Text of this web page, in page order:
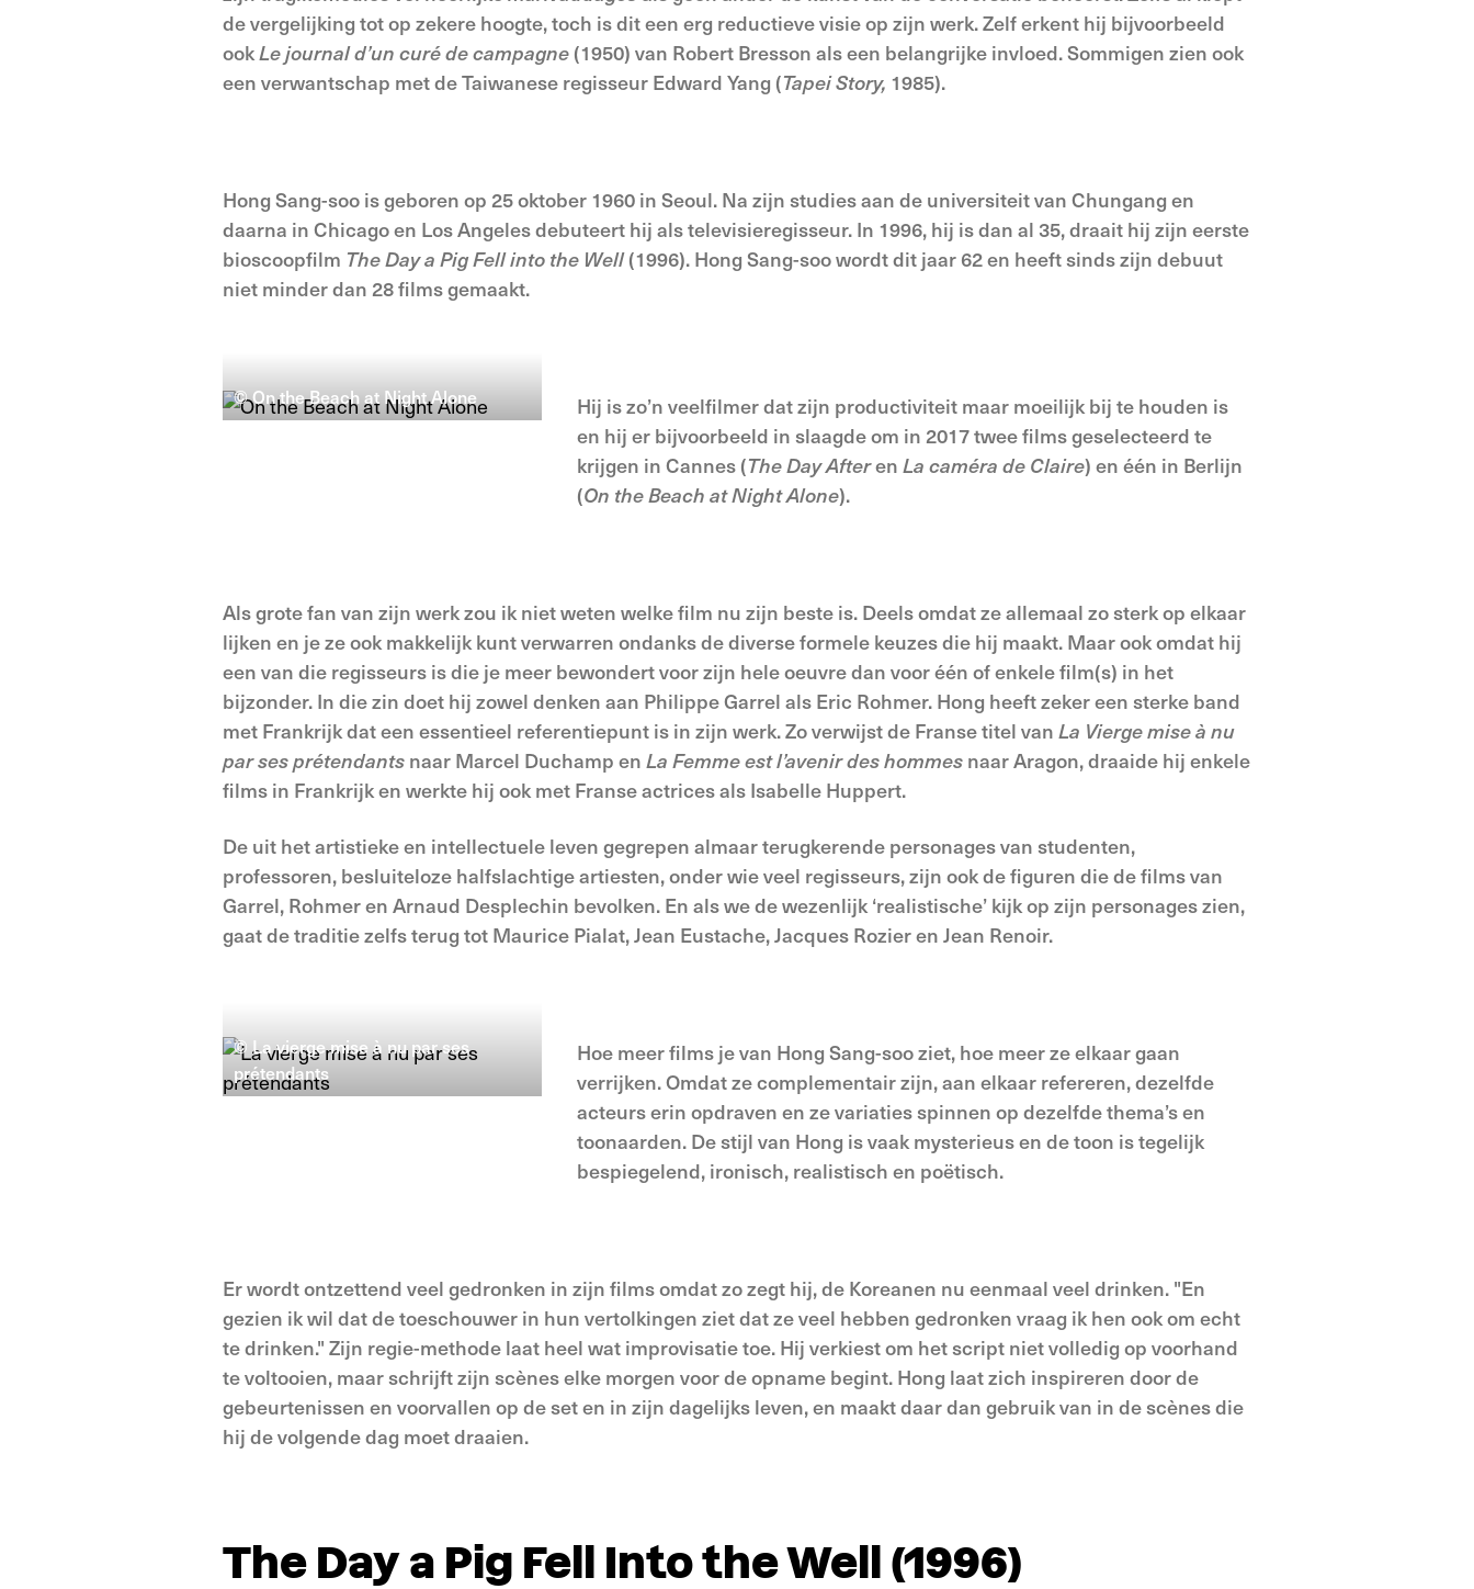
de vergelijking tot op zekere hoogte, toch is dit een erg reductieve visie op zijn werk. Zelf erkent hij bijvoorbeeld
ookLe journal d’un curé de campagne (1950) van Robert Bresson als een belangrijke invloed. Sommigen zien ook
een verwantschap met de Taiwanese regisseur Edward Yang (Tapei Story, 1985).
Hong Sang-soo is geboren op 25 oktober 1960 in Seoul. Na zijn studies aan de universiteit van Chungang en
daarna in Chicago en Los Angeles debuteert hij als televisieregisseur. In 1996, hij is dan al 35, draait hij zijn eerste
bioscoopfilm The Day a Pig Fell into the Well(1996). Hong Sang-soo wordt dit jaar 62 en heeft sinds zijn debuut
niet minder dan 28 films gemaakt.
© On the Beach at Night Alone
Hij is zo’n veelfilmer dat zijn productiviteit maar moeilijk bij te houden is
en hij er bijvoorbeeld in slaagde om in 2017 twee films geselecteerd te
krijgen in Cannes (The Day AfterenLa caméra de Claire) en één in Berlijn
(On the Beach at Night Alone).
Als grote fan van zijn werk zou ik niet weten welke film nu zijn beste is. Deels omdat ze allemaal zo sterk op elkaar
lijken en je ze ook makkelijk kunt verwarren ondanks de diverse formele keuzes die hij maakt. Maar ook omdat hij
een van die regisseurs is die je meer bewondert voor zijn hele oeuvre dan voor één of enkele film(s) in het
bijzonder. In die zin doet hij zowel denken aan Philippe Garrel als Eric Rohmer. Hong heeft zeker een sterke band
met Frankrijk dat een essentieel referentiepunt is in zijn werk. Zo verwijst de Franse titel van La Vierge mise à nu
par ses prétendants naar Marcel Duchamp en La Femme est l’avenir des hommes naar Aragon, draaide hij enkele
films in Frankrijk en werkte hij ook met Franse actrices als Isabelle Huppert.
De uit het artistieke en intellectuele leven gegrepen almaar terugkerende personages van studenten,
professoren, besluiteloze halfslachtige artiesten, onder wie veel regisseurs, zijn ook de figuren die de films van
Garrel, Rohmer en Arnaud Desplechin bevolken. En als we de wezenlijk ‘realistische’ kijk op zijn personages zien,
gaat de traditie zelfs terug tot Maurice Pialat, Jean Eustache, Jacques Rozier en Jean Renoir.
© La vierge mise à nu par ses
prétendants
Hoe meer films je van Hong Sang-soo ziet, hoe meer ze elkaar gaan
verrijken. Omdat ze complementair zijn, aan elkaar refereren, dezelfde
acteurs erin opdraven en ze variaties spinnen op dezelfde thema’s en
toonaarden. De stijl van Hong is vaak mysterieus en de toon is tegelijk
bespiegelend, ironisch, realistisch en poëtisch.
Er wordt ontzettend veel gedronken in zijn films omdat zo zegt hij, de Koreanen nu eenmaal veel drinken. "En
gezien ik wil dat de toeschouwer in hun vertolkingen ziet dat ze veel hebben gedronken vraag ik hen ook om echt
te drinken." Zijn regie-methode laat heel wat improvisatie toe. Hij verkiest om het script niet volledig op voorhand
te voltooien, maar schrijft zijn scènes elke morgen voor de opname begint. Hong laat zich inspireren door de
gebeurtenissen en voorvallen op de set en in zijn dagelijks leven, en maakt daar dan gebruik van in de scènes die
hij de volgende dag moet draaien.
The Day a Pig Fell Into the Well (1996)